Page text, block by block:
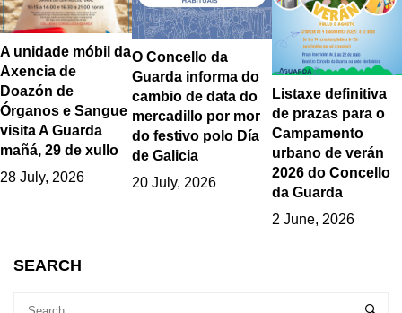
A unidade móbil da
Axencia de
Doazón de
Órganos e Sangue
visita A Guarda
mañá, 29 de xullo
28 July, 2026
O Concello da
Guarda informa do
cambio de data do
mercadillo por mor
do festivo polo Día
de Galicia
20 July, 2026
Listaxe definitiva
de prazas para o
Campamento
urbano de verán
2026 do Concello
da Guarda
2 June, 2026
SEARCH